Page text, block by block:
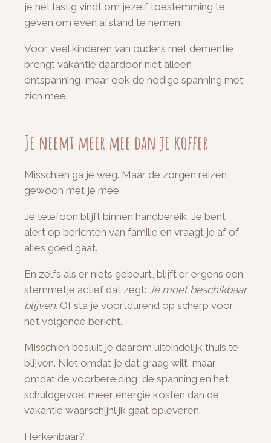
je het lastig vindt om jezelf toestemming te
geven om even afstand te nemen.
Voor veel kinderen van ouders met dementie
brengt vakantie daardoor niet alleen
ontspanning, maar ook de nodige spanning met
zich mee.
Je neemt meer mee dan je koffer
Misschien ga je weg. Maar de zorgen reizen
gewoon met je mee.
Je telefoon blijft binnen handbereik. Je bent
alert op berichten van familie en vraagt je af of
alles goed gaat.
En zelfs als er niets gebeurt, blijft er ergens een
stemmetje actief dat zegt: Je moet beschikbaar
blijven. Of sta je voortdurend op scherp voor
het volgende bericht.
Misschien besluit je daarom uiteindelijk thuis te
blijven. Niet omdat je dat graag wilt, maar
omdat de voorbereiding, de spanning en het
schuldgevoel meer energie kosten dan de
vakantie waarschijnlijk gaat opleveren.
Herkenbaar?